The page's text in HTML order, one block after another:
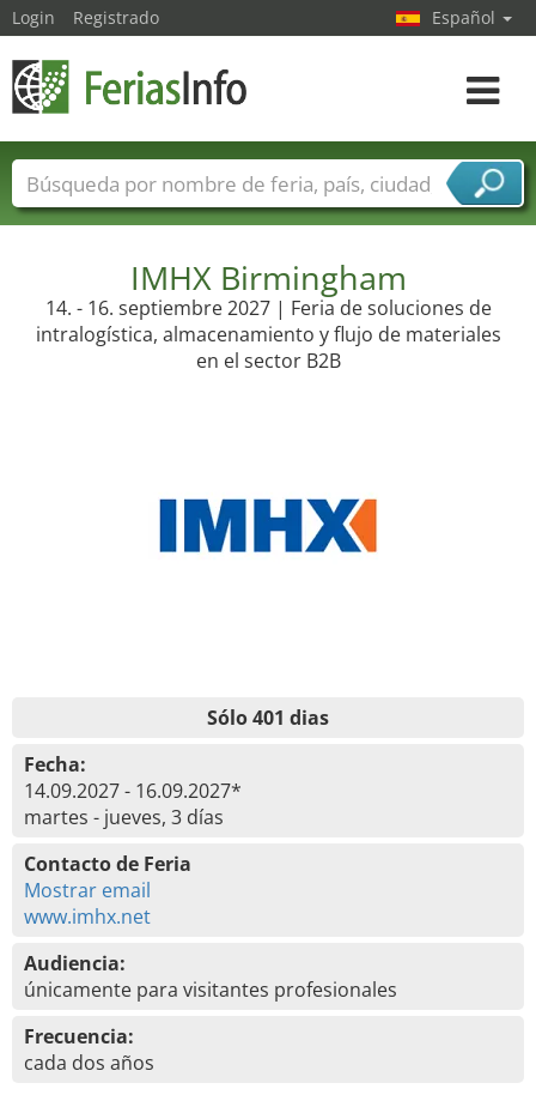
IMHX Birmingham
14. - 16. septiembre 2027 | Feria de soluciones de
intralogística, almacenamiento y flujo de materiales
en el sector B2B
Sólo 401 dias
Fecha:
14.09.2027 - 16.09.2027*
martes - jueves, 3 días
Contacto de Feria
Mostrar email
www.imhx.net
Audiencia:
únicamente para visitantes profesionales
Frecuencia:
cada dos años
Login Registrado Español
toggle
Nombres de ferias Países
Ciudades
Sectores de proveedor de servicios